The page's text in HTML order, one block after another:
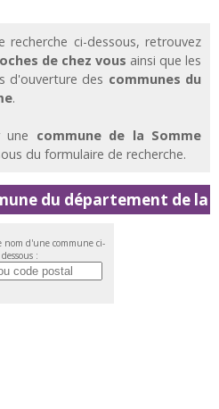
recherche ci-dessous, retrouvez
de chez vous ainsi que les
d'ouverture des communes du
.
une commune de la Somme
du formulaire de recherche.
du département de la
nom d'une commune ci-
dessous :